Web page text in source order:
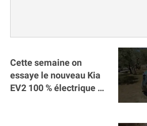
Cette semaine on
essaye le nouveau Kia
EV2 100 % électrique ⚡️!